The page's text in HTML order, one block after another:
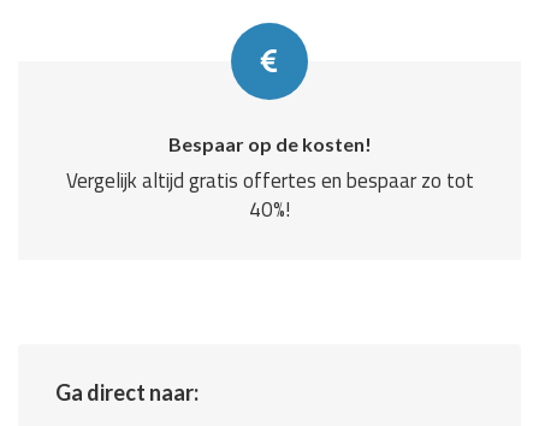
Bespaar op de kosten!
Vergelijk altijd gratis offertes en bespaar zo tot
40%!
Ga direct naar: